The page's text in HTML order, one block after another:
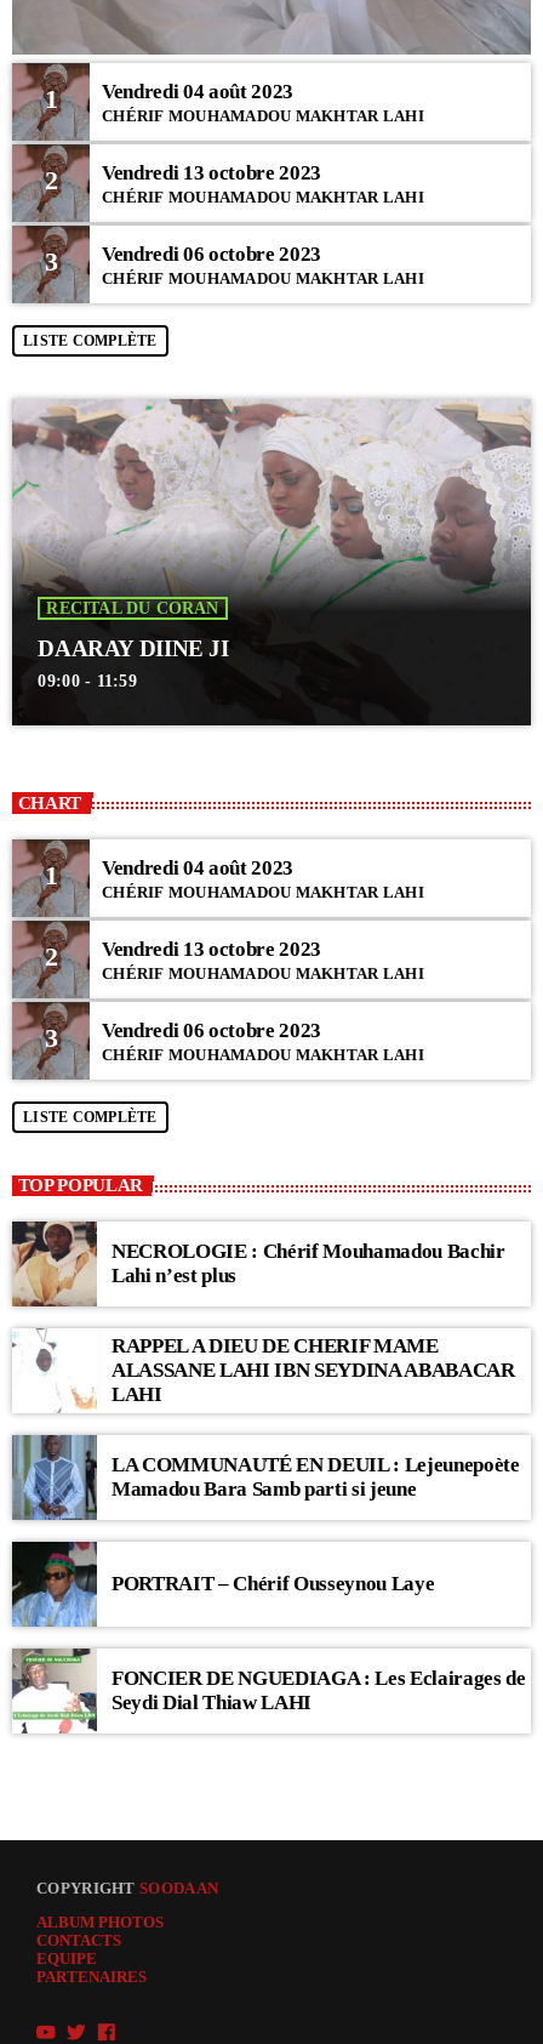
1 Vendredi 04 août 2023
CHÉRIF MOUHAMADOU MAKHTAR LAHI
2 Vendredi 13 octobre 2023
CHÉRIF MOUHAMADOU MAKHTAR LAHI
3 Vendredi 06 octobre 2023
CHÉRIF MOUHAMADOU MAKHTAR LAHI
LISTE COMPLÈTE
RECITAL DU CORAN
DAARAY DIINE JI
09:00 - 11:59
CHART
1 Vendredi 04 août 2023
CHÉRIF MOUHAMADOU MAKHTAR LAHI
2 Vendredi 13 octobre 2023
CHÉRIF MOUHAMADOU MAKHTAR LAHI
3 Vendredi 06 octobre 2023
CHÉRIF MOUHAMADOU MAKHTAR LAHI
LISTE COMPLÈTE
TOP POPULAR
NECROLOGIE : Chérif Mouhamadou Bachir
Lahi n’est plus
RAPPEL A DIEU DE CHERIF MAME
ALASSANE LAHI IBN SEYDINA ABABACAR
LAHI
LA COMMUNAUTÉ EN DEUIL : Lejeunepoète
Mamadou Bara Samb parti si jeune
PORTRAIT – Chérif Ousseynou Laye
FONCIER DE NGUEDIAGA : Les Eclairages de
Seydi Dial Thiaw LAHI
COPYRIGHTSOODAAN
ALBUM PHOTOS
CONTACTS
EQUIPE
PARTENAIRES